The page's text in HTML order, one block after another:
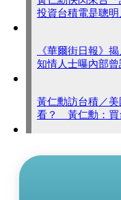
投資台積電是聰明
《華爾街日報》
知情人士曝內部
黃仁勳訪台積／
看？ 黃仁勳：買